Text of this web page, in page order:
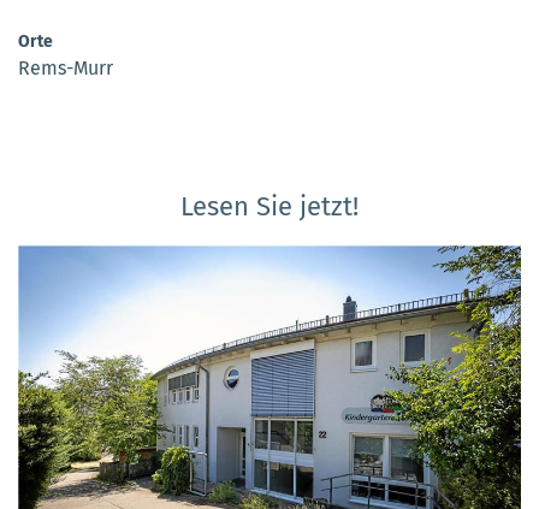
Orte
Rems-Murr
Lesen Sie jetzt!